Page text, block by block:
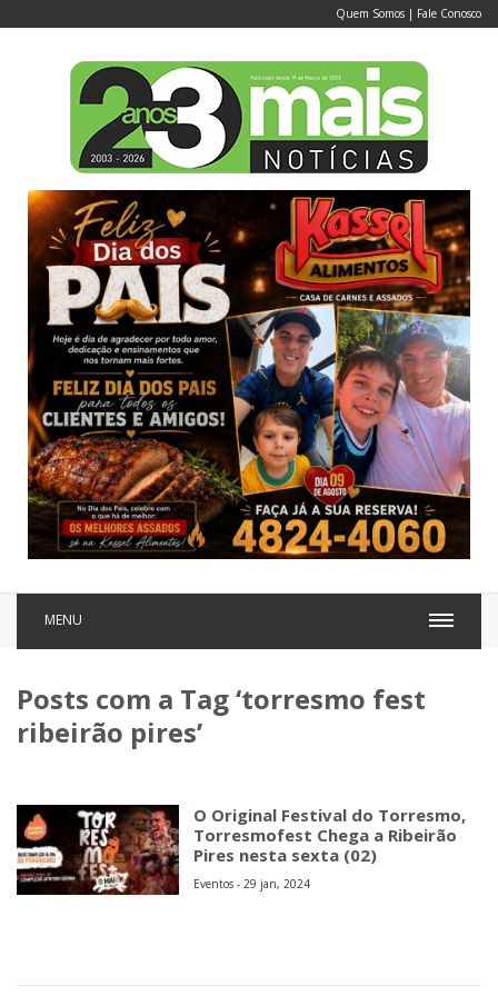
Quem Somos | Fale Conosco
MENU
Posts com a Tag ‘torresmo fest
ribeirão pires’
O Original Festival do Torresmo,
Torresmofest Chega a Ribeirão
Pires nesta sexta (02)
Eventos - 29 jan, 2024